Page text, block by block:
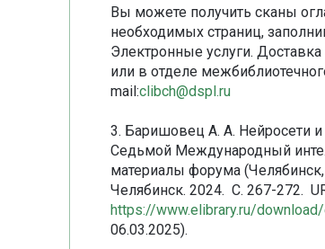
Вы можете получить сканы
необходимых страниц,
Электронные услуги.
или в отделе
mail:clibch@dspl.ru
3. Баришовец А. А. Нейросети
Седьмой Международный
материалы форума
Челябинск. 2024. С. 267-272.
https://www.elibrary.ru/
06.03.2025).